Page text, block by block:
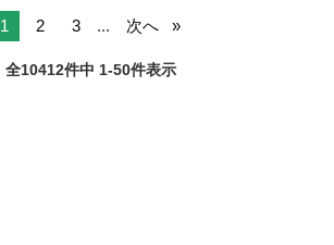
1 2 3 ... 次へ
全10412件中 1-50件表示